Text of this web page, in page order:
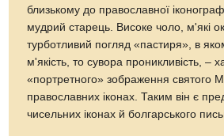
близькому до православної
мудрий старець. Високе чоло, м'які
турботливий погляд «пастиря», в
м'якість, то сувора проникливість, –
«портретного» зображення святого
православних іконах. Таким він є
чисельних іконах й болгарського